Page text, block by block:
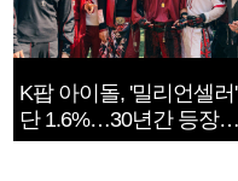
K팝 아이돌, '밀리언셀러'
단 1.6%…30년간 등장
1182개팀 전수조사